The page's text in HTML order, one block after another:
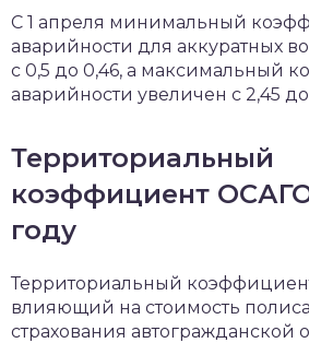
С 1 апреля минимальный
аварийности для аккуратных
с 0,5 до 0,46, а максимальный
аварийности увеличен с 2,45 до
Территориальный
коэффициент
году
Территориальный
влияющий на стоимость полиса
страхования автогражданской